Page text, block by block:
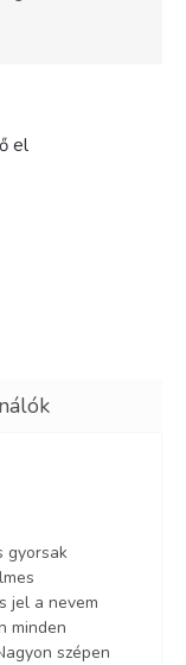
el
csillag.
gyorsak
jel a nevem
minden
szépen